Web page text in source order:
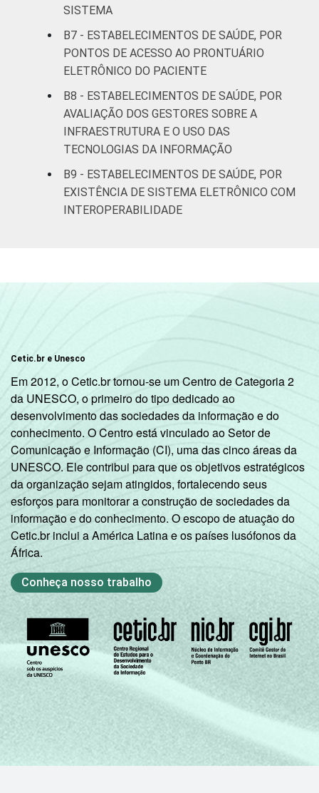
SISTEMA
B7 - ESTABELECIMENTOS DE SAÚDE, POR
PONTOS DE ACESSO AO PRONTUÁRIO
ELETRÔNICO DO PACIENTE
B8 - ESTABELECIMENTOS DE SAÚDE, POR
AVALIAÇÃO DOS GESTORES SOBRE A
INFRAESTRUTURA E O USO DAS
TECNOLOGIAS DA INFORMAÇÃO
B9 - ESTABELECIMENTOS DE SAÚDE, POR
EXISTÊNCIA DE SISTEMA ELETRÔNICO COM
INTEROPERABILIDADE
Cetic.br e Unesco
Em 2012, o Cetic.br tornou-se um Centro de Categoria 2
da UNESCO, o primeiro do tipo dedicado ao
desenvolvimento das sociedades da informação e do
conhecimento. O Centro está vinculado ao Setor de
Comunicação e Informação (CI), uma das cinco áreas da
UNESCO. Ele contribui para que os objetivos estratégicos
da organização sejam atingidos, fortalecendo seus
esforços para monitorar a construção de sociedades da
informação e do conhecimento. O escopo de atuação do
Cetic.br inclui a América Latina e os países lusófonos da
África.
Conheça nosso trabalho